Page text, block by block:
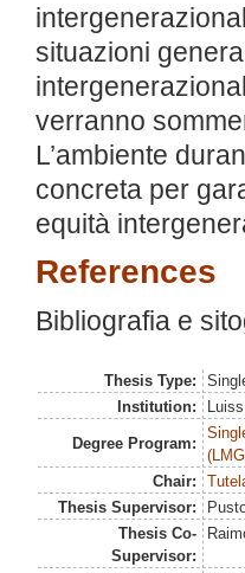
situazioni
verranno
L’ambiente
concreta per
equità
References
Bibliografia e
Thesis Type:
Institution:
Degree Program:
Chair:
Thesis Supervisor:
Thesis Co-
Supervisor: